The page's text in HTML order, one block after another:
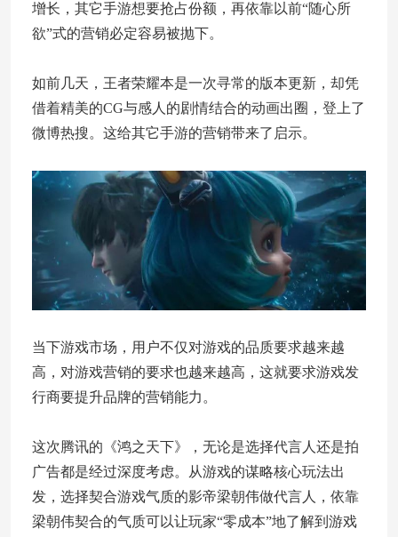
增长，其它手游想要抢占份额，再依靠以前“随心所
欲”式的营销必定容易被抛下。
如前几天，王者荣耀本是一次寻常的版本更新，却凭
借着精美的CG与感人的剧情结合的动画出圈，登上了
微博热搜。这给其它手游的营销带来了启示。
当下游戏市场，用户不仅对游戏的品质要求越来越
高，对游戏营销的要求也越来越高，这就要求游戏发
行商要提升品牌的营销能力。
这次腾讯的《鸿之天下》，无论是选择代言人还是拍
广告都是经过深度考虑。从游戏的谋略核心玩法出
发，选择契合游戏气质的影帝梁朝伟做代言人，依靠
梁朝伟契合的气质可以让玩家“零成本”地了解到游戏